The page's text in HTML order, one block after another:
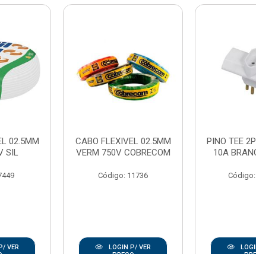
02.5MM
SIL
VER
CABO FLEXIVEL 02.5MM
VERM 750V COBRECOM
Código: 11736
LOGIN P/ VER
PINO TEE
10A
Código: